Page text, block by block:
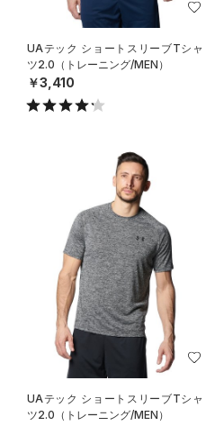
UAテック ショートスリーブTシャ
ツ2.0（トレーニング/MEN）
￥3,410
UAテック ショートスリーブTシャ
ツ2.0（トレーニング/MEN）